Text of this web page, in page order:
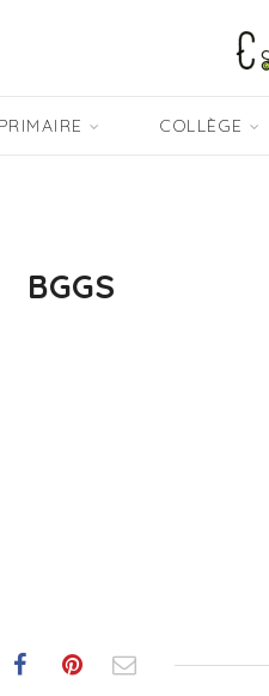
PRIMAIRE COLLÈGE
BGGS